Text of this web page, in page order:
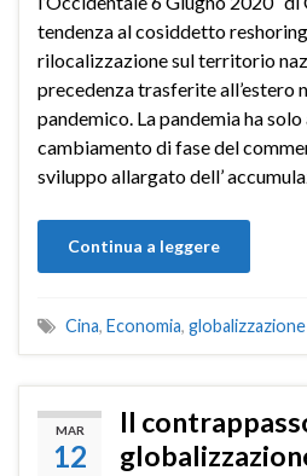
tendenza al cosiddetto
rilocalizzazione sul territorio
precedenza trasferite all’estero
pandemico. La pandemia ha
cambiamento di fase del
sviluppo allargato dell’
Continua a leggere
Cina, Economia, globalizzazione
MAR
12
Il